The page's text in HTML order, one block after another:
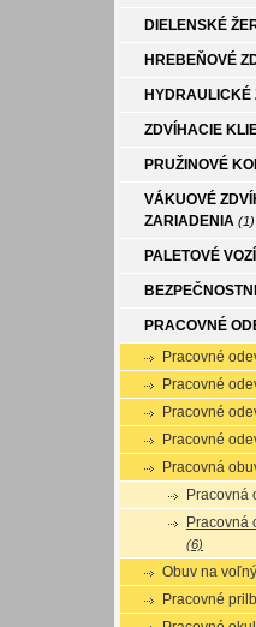
DIELENSKÉ
HREBEŇOVÉ
HYDRAULICKÉ
ZDVÍHACIE
PRUŽINOVÉ
VÁKUOVÉ
ZARIADENIA (1)
PALETOVÉ
PRACOVNÉ
Pracovné
Pracovné
Pracovné
Pracovné
Pracovná
Pracovná
Pracovná
(6)
Obuv na
Pracovné